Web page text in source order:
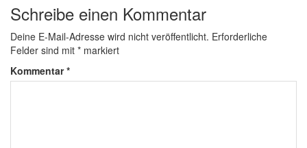
Schreibe einen Kommentar
Deine E-Mail-Adresse wird nicht veröffentlicht. Erforderliche
Felder sind mit * markiert
Kommentar*